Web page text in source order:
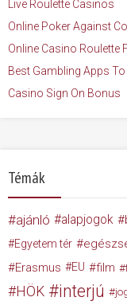
Live Roulette Casinos
Online Poker Against
Online Casino Roulette
Best Gambling Apps
Casino Sign On Bonus
Témák
ajánló alapjogok
Egyetem tér
Erasmus EU film
HÖK interjú